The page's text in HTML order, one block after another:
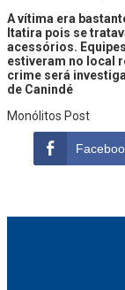
A vítima era
Itatira pois se
acessórios.
estiveram no local
crime será
de Canindé
Monólitos Post